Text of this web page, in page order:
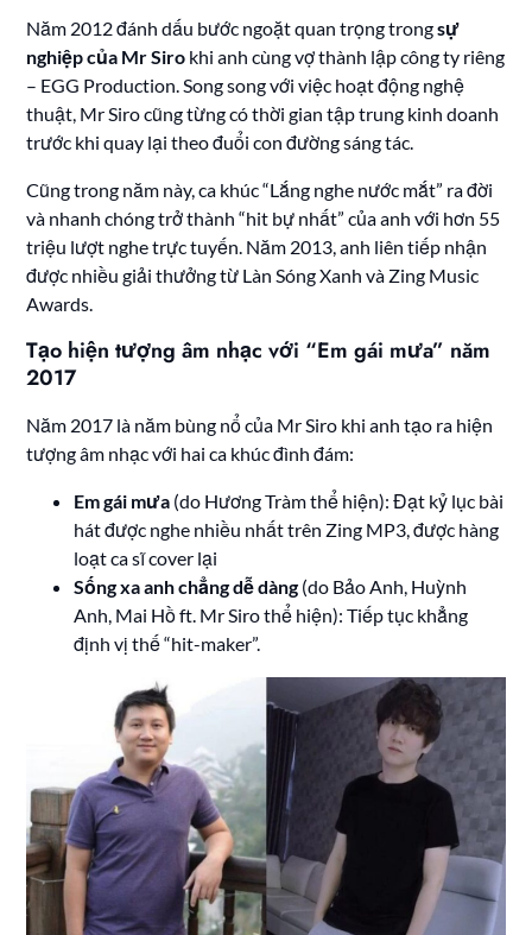
Năm 2012 đánh dấu bước ngoặt quan trọng trongsự
nghiệp của Mr Siro khi anh cùng vợ thành lập công ty riêng
– EGG Production. Song song với việc hoạt động nghệ
thuật, Mr Siro cũng từng có thời gian tập trung kinh doanh
trước khi quay lại theo đuổi con đường sáng tác.
Cũng trong năm này, ca khúc “Lắng nghe nước mắt” ra đời
và nhanh chóng trở thành “hit bự nhất” của anh với hơn 55
triệu lượt nghe trực tuyến. Năm 2013, anh liên tiếp nhận
được nhiều giải thưởng từ Làn Sóng Xanh và Zing Music
Awards.
Tạo hiện tượng âm nhạc với “Em gái mưa” năm
2017
Năm 2017 là năm bùng nổ của Mr Siro khi anh tạo ra hiện
tượng âm nhạc với hai ca khúc đình đám:
Em gái mưa (do Hương Tràm thể hiện): Đạt kỷ lục bài
hát được nghe nhiều nhất trên Zing MP3, được hàng
loạt ca sĩ cover lại
Sống xa anh chẳng dễ dàng (do Bảo Anh, Huỳnh
Anh, Mai Hồ ft. Mr Siro thể hiện): Tiếp tục khẳng
định vị thế “hit-maker”.